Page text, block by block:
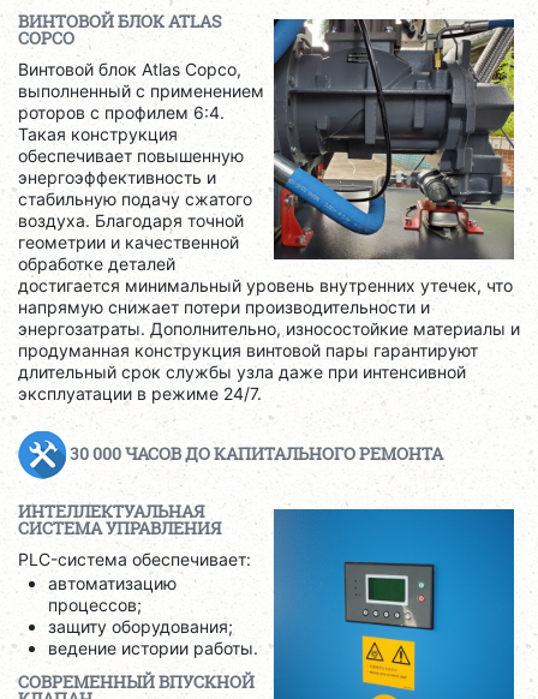
ВИНТОВОЙ БЛОК ATLAS
COPCO
Винтовой блок Atlas Copco,
выполненный с применением
роторов с профилем 6:4.
Такая конструкция
обеспечивает повышенную
энергоэффективность и
стабильную подачу сжатого
воздуха. Благодаря точной
геометрии и качественной
обработке деталей
достигается минимальный уровень внутренних утечек, что
напрямую снижает потери производительности и
энергозатраты. Дополнительно, износостойкие материалы и
продуманная конструкция винтовой пары гарантируют
длительный срок службы узла даже при интенсивной
эксплуатации в режиме 24/7.
30 000 ЧАСОВ ДО КАПИТАЛЬНОГО РЕМОНТА
ИНТЕЛЛЕКТУАЛЬНАЯ
СИСТЕМА УПРАВЛЕНИЯ
PLC-система обеспечивает:
автоматизацию
процессов;
защиту оборудования;
ведение истории работы.
СОВРЕМЕННЫЙ ВПУСКНОЙ